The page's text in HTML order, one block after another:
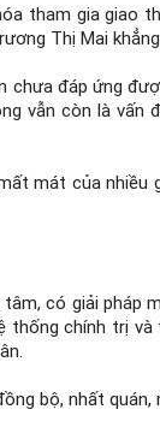
tham gia
Thị Mai
đáp ứng
vẫn còn là
mát của
có giải
chính trị
bộ, nhất